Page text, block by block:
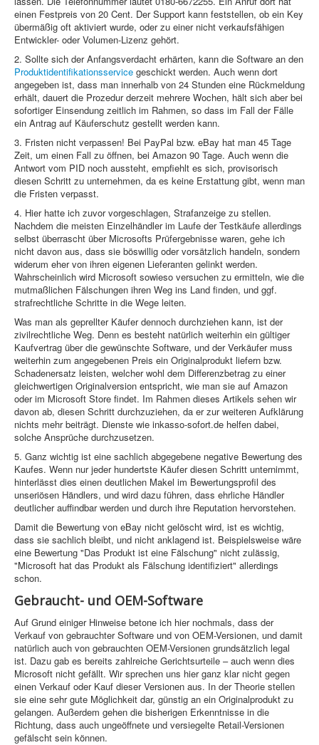
einen Festpreis von 20 Cent. Der Support kann feststellen, ob ein Key
übermäßig oft aktiviert wurde, oder zu einer nicht verkaufsfähigen
Entwickler- oder Volumen-Lizenz gehört.
2. Sollte sich der Anfangsverdacht erhärten, kann die Software an den
Produktidentifikationsservice geschickt werden. Auch wenn dort
angegeben ist, dass man innerhalb von 24 Stunden eine Rückmeldung
erhält, dauert die Prozedur derzeit mehrere Wochen, hält sich aber bei
sofortiger Einsendung zeitlich im Rahmen, so dass im Fall der Fälle
ein Antrag auf Käuferschutz gestellt werden kann.
3. Fristen nicht verpassen! Bei PayPal bzw. eBay hat man 45 Tage
Zeit, um einen Fall zu öffnen, bei Amazon 90 Tage. Auch wenn die
Antwort vom PID noch aussteht, empfiehlt es sich, provisorisch
diesen Schritt zu unternehmen, da es keine Erstattung gibt, wenn man
die Fristen verpasst.
4. Hier hatte ich zuvor vorgeschlagen, Strafanzeige zu stellen.
Nachdem die meisten Einzelhändler im Laufe der Testkäufe allerdings
selbst überrascht über Microsofts Prüfergebnisse waren, gehe ich
nicht davon aus, dass sie böswillig oder vorsätzlich handeln, sondern
widerum eher von ihren eigenen Lieferanten gelinkt werden.
Wahrscheinlich wird Microsoft sowieso versuchen zu ermitteln, wie die
mutmaßlichen Fälschungen ihren Weg ins Land finden, und ggf.
strafrechtliche Schritte in die Wege leiten.
Was man als geprellter Käufer dennoch durchziehen kann, ist der
zivilrechtliche Weg. Denn es besteht natürlich weiterhin ein gültiger
Kaufvertrag über die gewünschte Software, und der Verkäufer muss
weiterhin zum angegebenen Preis ein Originalprodukt liefern bzw.
Schadenersatz leisten, welcher wohl dem Differenzbetrag zu einer
gleichwertigen Originalversion entspricht, wie man sie auf Amazon
oder im Microsoft Store findet. Im Rahmen dieses Artikels sehen wir
davon ab, diesen Schritt durchzuziehen, da er zur weiteren Aufklärung
nichts mehr beiträgt. Dienste wie inkasso-sofort.de helfen dabei,
solche Ansprüche durchzusetzen.
5. Ganz wichtig ist eine sachlich abgegebene negative Bewertung des
Kaufes. Wenn nur jeder hundertste Käufer diesen Schritt unternimmt,
hinterlässt dies einen deutlichen Makel im Bewertungsprofil des
unseriösen Händlers, und wird dazu führen, dass ehrliche Händler
deutlicher auffindbar werden und durch ihre Reputation hervorstehen.
Damit die Bewertung von eBay nicht gelöscht wird, ist es wichtig,
dass sie sachlich bleibt, und nicht anklagend ist. Beispielsweise wäre
eine Bewertung "Das Produkt ist eine Fälschung" nicht zulässig,
"Microsoft hat das Produkt als Fälschung identifiziert" allerdings
schon.
Gebraucht- und OEM-Software
Auf Grund einiger Hinweise betone ich hier nochmals, dass der
Verkauf von gebrauchter Software und von OEM-Versionen, und damit
natürlich auch von gebrauchten OEM-Versionen grundsätzlich legal
ist. Dazu gab es bereits zahlreiche Gerichtsurteile – auch wenn dies
Microsoft nicht gefällt. Wir sprechen uns hier ganz klar nicht gegen
einen Verkauf oder Kauf dieser Versionen aus. In der Theorie stellen
sie eine sehr gute Möglichkeit dar, günstig an ein Originalprodukt zu
gelangen. Außerdem gehen die bisherigen Erkenntnisse in die
Richtung, dass auch ungeöffnete und versiegelte Retail-Versionen
gefälscht sein können.